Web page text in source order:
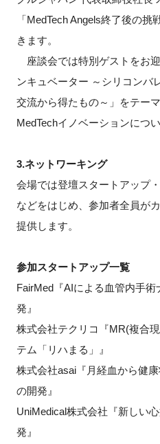
「MedTech Angels終了後の
きます。
座談会では特別ゲストをお
ンキュベーター ～シリコンバ
交流から得たもの～」をテー
MedTechイノベーションにつ
3.ネットワーキング
会場では登壇スタートアップ
などをはじめ、参加者全員が
提供します。
参加スタートアップ一覧
FairMed『AIによる血管内手
発』
株式会社テクリコ『MR(複合
テム「リハまる」』
株式会社asai『月経血から健
の開発』
UniMedical株式会社『新しい
発』